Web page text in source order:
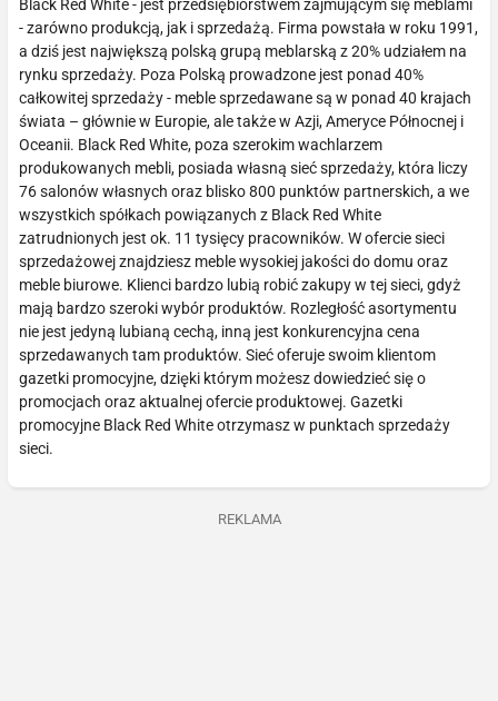
Black Red White - jest przedsiębiorstwem zajmującym się meblami
- zarówno produkcją, jak i sprzedażą. Firma powstała w roku 1991,
a dziś jest największą polską grupą meblarską z 20% udziałem na
rynku sprzedaży. Poza Polską prowadzone jest ponad 40%
całkowitej sprzedaży - meble sprzedawane są w ponad 40 krajach
świata – głównie w Europie, ale także w Azji, Ameryce Północnej i
Oceanii. Black Red White, poza szerokim wachlarzem
produkowanych mebli, posiada własną sieć sprzedaży, która liczy
76 salonów własnych oraz blisko 800 punktów partnerskich, a we
wszystkich spółkach powiązanych z Black Red White
zatrudnionych jest ok. 11 tysięcy pracowników. W ofercie sieci
sprzedażowej znajdziesz meble wysokiej jakości do domu oraz
meble biurowe. Klienci bardzo lubią robić zakupy w tej sieci, gdyż
mają bardzo szeroki wybór produktów. Rozległość asortymentu
nie jest jedyną lubianą cechą, inną jest konkurencyjna cena
sprzedawanych tam produktów. Sieć oferuje swoim klientom
gazetki promocyjne, dzięki którym możesz dowiedzieć się o
promocjach oraz aktualnej ofercie produktowej. Gazetki
promocyjne Black Red White otrzymasz w punktach sprzedaży
sieci.
REKLAMA